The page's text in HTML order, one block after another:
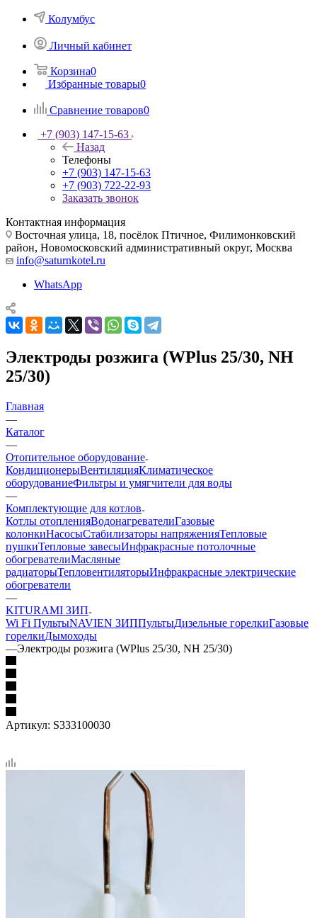
Колумбус
Личный кабинет
Корзина0
Избранные товары0
Сравнение товаров0
+7 (903) 147-15-63
Назад
Телефоны
+7 (903) 147-15-63
+7 (903) 722-22-93
Заказать звонок
Контактная информация
Восточная улица, 18, посёлок Птичное, Филимонковский
район, Новомосковский административный округ, Москва
info@saturnkotel.ru
WhatsApp
Электроды розжига (WPlus 25/30, NH
25/30)
Главная
—
Каталог
—
Отопительное оборудование
КондиционерыВентиляцияКлиматическое
оборудованиеФильтры и умягчители для воды
—
Комплектующие для котлов
Котлы отопленияВодонагревателиГазовые
колонкиНасосыСтабилизаторы напряженияТепловые
пушкиТепловые завесыИнфракрасные потолочные
обогревателиМасляные
радиаторыТепловентиляторыИнфракрасные электрические
обогреватели
—
KITURAMI ЗИП
Wi Fi ПультыNAVIEN ЗИППультыДизельные горелкиГазовые
горелкиДымоходы
—Электроды розжига (WPlus 25/30, NH 25/30)
Артикул: S333100030